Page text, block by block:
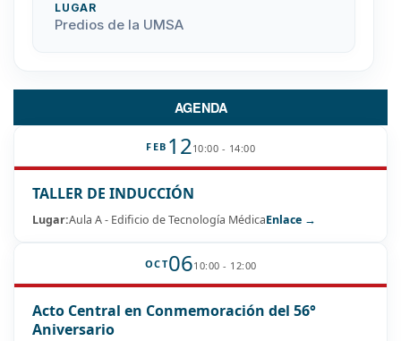
LUGAR
Predios de la UMSA
AGENDA
FEB 1210:00 - 14:00
TALLER DE INDUCCIÓN
Lugar:Aula A - Edificio de Tecnología MédicaEnlace →
OCT0610:00 - 12:00
Acto Central en Conmemoración del 56°
Aniversario